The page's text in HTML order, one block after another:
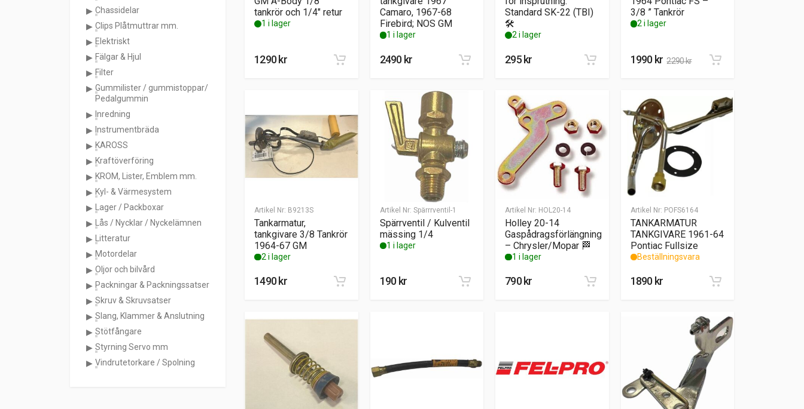
Chassidelar
Clips Plåtmuttrar mm.
Elektriskt
Fälgar & Hjul
Filter
Gummilister / gummistoppar/
Pedalgummin
Inredning
Instrumentbräda
KAROSS
Kraftöverföring
KROM, Lister, Emblem mm.
Kyl- & Värmesystem
Lager / Packboxar
Lås / Nycklar / Nyckelämnen
Litteratur
Motordelar
Oljor och bilvård
Packningar & Packningssatser
Skruv & Skruvsatser
Slang, Klammer & Anslutning
Stötfångare
Styrning Servo mm
Vindrutetorkare / Spolning
tankrör och 1/4″ retur
1 i lager
1290kr
Camaro, 1967-68
Firebird; NOS GM
1 i lager
2490kr
Standard SK-22 (TBI)
🛠️
2 i lager
295kr
3/8 ” Tankrör
2 i lager
1990kr 2290kr
Artikel Nr: B9213S
Tankarmatur,
tankgivare 3/8 Tankrör
1964-67 GM
2 i lager
1490 kr
Artikel Nr: Spärrrventil-1
Spärrventil / Kulventil
mässing 1/4
1 i lager
190 kr
Artikel Nr: HOL20-14
Holley 20-14
Gaspådragsförlängning
– Chrysler/Mopar 🏁
1 i lager
790 kr
Artikel Nr: POFS6164
TANKARMATUR
TANKGIVARE 1961-64
Pontiac Fullsize
Beställningsvara
1890 kr